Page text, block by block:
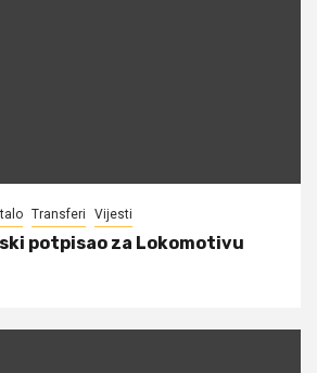
Transferi Vijesti
potpisao za Lokomotivu